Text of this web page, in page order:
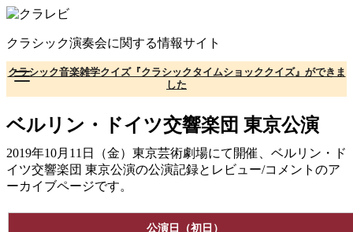
コ
テ
ン
ツ
へ
動
クラシック演奏会に関する情報サイト
クラシック音楽雑学クイズ『クラシックタイムショッククイズ』ができま
した
ベルリン・ドイツ交響楽団 東京公演
2019年10月11日（金）東京芸術劇場にて開催、ベルリン・ド
イツ交響楽団 東京公演の公演記録とレビュー/コメントのア
ーカイブページです。
公演日（初日）